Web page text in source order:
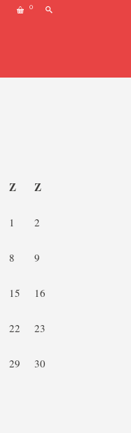
0
Z Z
1 2
8 9
15 16
22 23
29 30